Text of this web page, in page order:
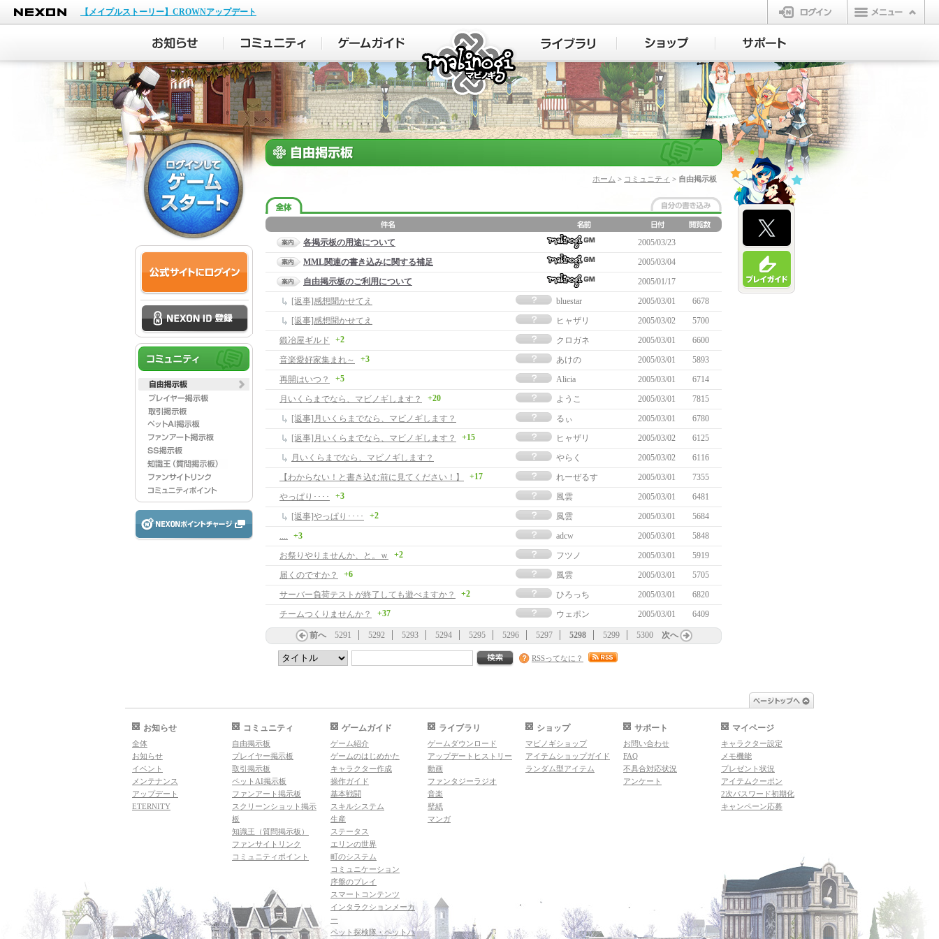
NEXON
【メイプルストーリー】CROWNアップデート
ログイン
マビノギ
ホーム > コミュニティ > 自由掲示板
各掲示板の用途について
2005/03/23
MML関連の書き込みに関する補足
2005/03/04
自由掲示板のご利用について
2005/01/17
[返事]感想聞かせてえ
bluestar 2005/03/01
6678
[返事]感想聞かせてえ
ヒャザリ 2005/03/02
5700
鍛冶屋ギルド
+2 クロガネ 2005/03/01
6600
音楽愛好家集まれ～
+3 あけの 2005/03/01
5893
再開はいつ？
+5 Alicia 2005/03/01
6714
月いくらまでなら、マビノギします？
+20 ようこ 2005/03/01
7815
[返事]月いくらまでなら、マビノギします？
るぃ 2005/03/01
6780
[返事]月いくらまでなら、マビノギします？
+15 ヒャザリ 2005/03/02
6125
月いくらまでなら、マビノギします？
やらく 2005/03/02
6116
【わからない！と書き込む前に見てください！】
+17 れーぜるす 2005/03/01
7355
やっぱり････
+3 風雲 2005/03/01
6481
[返事]やっぱり････
+2 風雲 2005/03/01
5684
....
+3 adcw 2005/03/01
5848
お祭りやりませんか、と。ｗ
+2 フツノ 2005/03/01
5919
届くのですか？
+6 風雲 2005/03/01
5705
サーバー負荷テストが終了しても遊べますか？
+2 ひろっち 2005/03/01
6820
チームつくりませんか？
+37 ウェポン 2005/03/01 6409
前へ 5291 5292 5293 5294 5295 5296 5297 5298 5299 5300 次へ
RSSってなに？
お知らせ
全体
お知らせ
イベント
メンテナンス
アップデート
ETERNITY
コミュニティ
自由掲示板
プレイヤー掲示板
取引掲示板
ペットAI掲示板
ファンアート掲示板
スクリーンショット掲示
板
知識王（質問掲示板）
ファンサイトリンク
コミュニティポイント
ゲームガイド
ゲーム紹介
ゲームのはじめかた
キャラクター作成
操作ガイド
基本戦闘
スキルシステム
生産
ステータス
エリンの世界
町のシステム
コミュニケーション
序盤のプレイ
スマートコンテンツ
インタラクションメーカ
ー
ペット探検隊・ペットハ
ライブラリ
ゲームダウンロード
アップデートヒストリー
動画
ファンタジーラジオ
音楽
壁紙
マンガ
ショップ
マビノギショップ
アイテムショップガイド
ランダム型アイテム
サポート
お問い合わせ
FAQ
不具合対応状況
アンケート
マイページ
キャラクター設定
メモ機能
プレゼント状況
アイテムクーポン
2次パスワード初期化
キャンペーン応募